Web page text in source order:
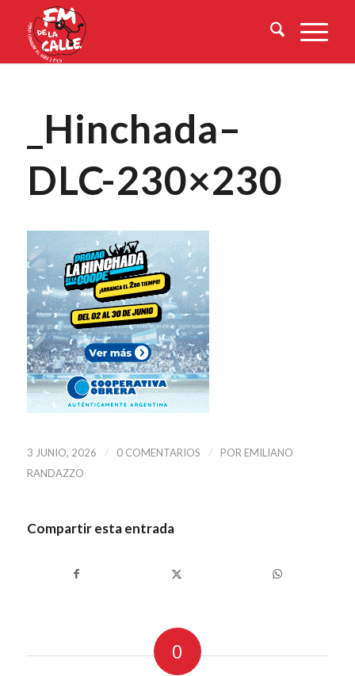
_Hinchada–
DLC-230×230
3 JUNIO, 2026 / 0 COMENTARIOS / POR EMILIANO
RANDAZZO
Compartir esta entrada
0